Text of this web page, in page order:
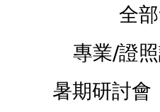
全
專業/證
暑期研討會